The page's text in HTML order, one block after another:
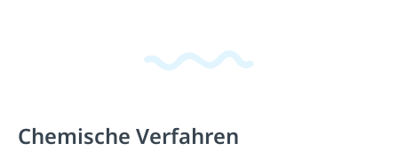
Chemische Verfahren